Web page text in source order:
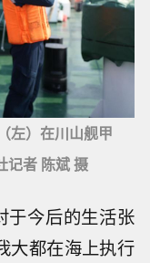
左）在川山舰甲
记者 陈斌 摄
于今后的生活张
大都在海上执行